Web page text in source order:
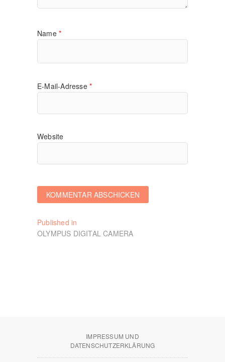
Name *
E-Mail-Adresse *
Website
Beitragsnavigation
Published in
OLYMPUS DIGITAL CAMERA
IMPRESSUM UND
DATENSCHUTZERKLÄRUNG